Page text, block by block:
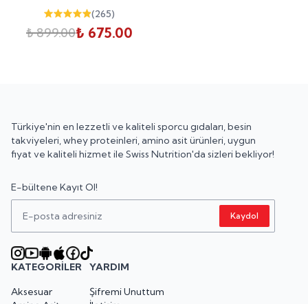
(265)
₺ 899.00₺ 675.00
Türkiye'nin en lezzetli ve kaliteli sporcu gıdaları, besin
takviyeleri, whey proteinleri, amino asit ürünleri, uygun
fiyat ve kaliteli hizmet ile Swiss Nutrition'da sizleri bekliyor!
E-bültene Kayıt Ol!
Kaydol
KATEGORILER
Aksesuar
YARDIM
Şifremi Unuttum